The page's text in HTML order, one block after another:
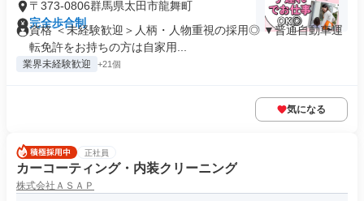
〒373-0806群馬県太田市龍舞町
完全歩合制
資格 ＜未経験歓迎＞人柄・人物重視の採用◎ ▼普通自動車運
転免許をお持ちの方は自家用...
業界未経験歓迎 +21個
気になる
正社員
カーコーティング・内装クリーニング
株式会社ＡＳＡＰ